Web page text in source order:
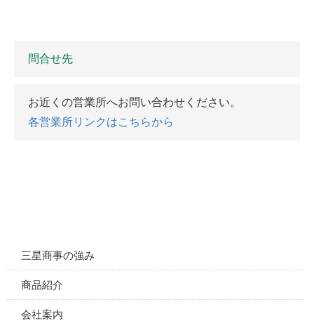
問合せ先
お近くの営業所へお問い合わせください。
各営業所リンクはこちらから
三星商事の強み
商品紹介
会社案内